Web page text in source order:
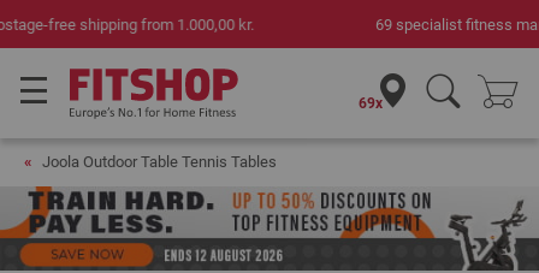
69 specialist fitness markets on site with 75 own service technicians
69x
Joola Outdoor Table Tennis Tables